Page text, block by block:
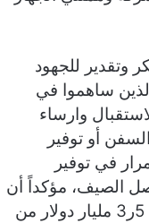
وتقدير للجهود
ساهموا في
وارساء
أو توفير
في توفير
الصيف، مؤكداً أن
قطاع البترول نجح في توفير حوالي 5ر3 مليار دولار من